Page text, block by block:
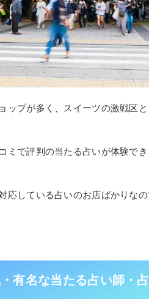
ップが多く、スイーツの激戦区と
ミで評判の当たる占いが体験で
応している占いのお店ばかりな
有名な当たる占い師・